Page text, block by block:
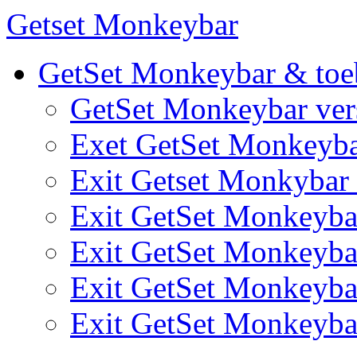
Getset Monkeybar
GetSet Monkeybar &
GetSet Monkeybar
Exet GetSet
Exit Getset
Exit GetSet
Exit GetSet
Exit GetSet
Exit GetSet